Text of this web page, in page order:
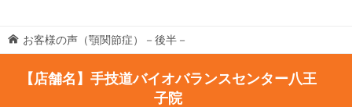
お客様の声（顎関節症）－後半－
【店舗名】手技道バイオバランスセンター八王
子院